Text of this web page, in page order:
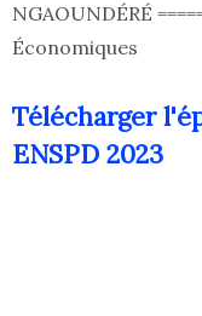
NGAOUNDÉRÉ
Économiques
Télécharger
ENSPD 2023